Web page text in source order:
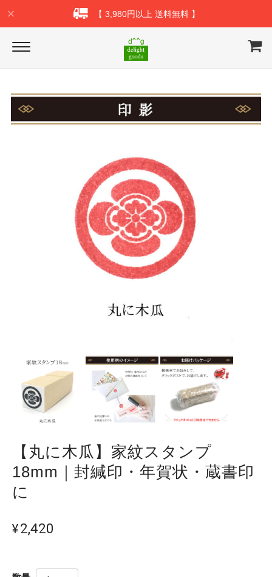
【 3,980円以上 送料無料 】
【丸に木瓜】家紋スタンプ
18mm｜封緘印・年賀状・蔵書印
に
¥2,420